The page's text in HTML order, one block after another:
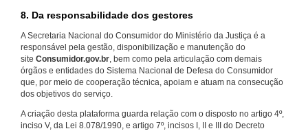
8. Da responsabilidade dos gestores
A Secretaria Nacional do Consumidor do Ministério da Justiça é a
responsável pela gestão, disponibilização e manutenção do
site Consumidor.gov.br, bem como pela articulação com demais
órgãos e entidades do Sistema Nacional de Defesa do Consumidor
que, por meio de cooperação técnica, apoiam e atuam na consecução
dos objetivos do serviço.
A criação desta plataforma guarda relação com o disposto no artigo 4º,
inciso V, da Lei 8.078/1990, e artigo 7º, incisos I, II e III do Decreto